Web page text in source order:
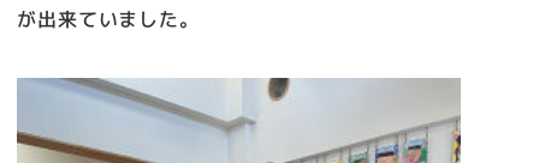
が出来ていました。